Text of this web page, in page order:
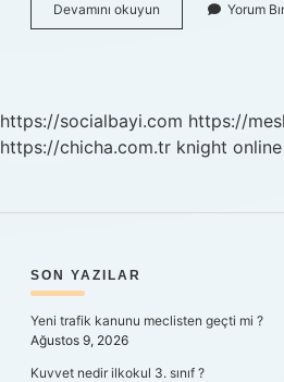
Devamını okuyun
Döviz
Yorum
https://socialbayi.com https://
https://chicha.com.tr knight online
SIDEBAR
SON YAZILAR
Yeni trafik kanunu meclisten geçti mi ?
Ağustos 9, 2026
Kuvvet nedir ilkokul 3. sınıf ?